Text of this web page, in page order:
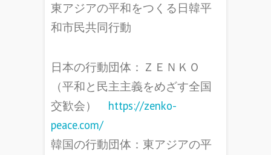
東アジアの平和をつくる日韓平
和市民共同行動
日本の行動団体：ＺＥＮＫＯ
（平和と民主主義をめざす全国
交歓会） https://zenko-
peace.com/
韓国の行動団体：東アジアの平